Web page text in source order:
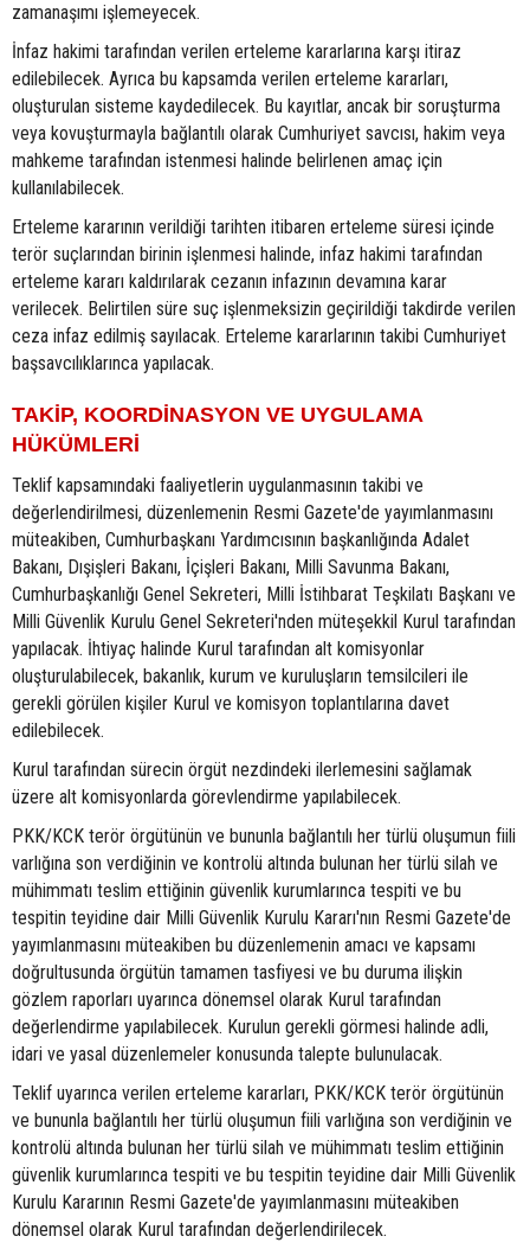
zamanaşımı işlemeyecek.
İnfaz hakimi tarafından verilen erteleme kararlarına karşı itiraz
edilebilecek. Ayrıca bu kapsamda verilen erteleme kararları,
oluşturulan sisteme kaydedilecek. Bu kayıtlar, ancak bir soruşturma
veya kovuşturmayla bağlantılı olarak Cumhuriyet savcısı, hakim veya
mahkeme tarafından istenmesi halinde belirlenen amaç için
kullanılabilecek.
Erteleme kararının verildiği tarihten itibaren erteleme süresi içinde
terör suçlarından birinin işlenmesi halinde, infaz hakimi tarafından
erteleme kararı kaldırılarak cezanın infazının devamına karar
verilecek. Belirtilen süre suç işlenmeksizin geçirildiği takdirde verilen
ceza infaz edilmiş sayılacak. Erteleme kararlarının takibi Cumhuriyet
başsavcılıklarınca yapılacak.
TAKİP, KOORDİNASYON VE UYGULAMA
HÜKÜMLERİ
Teklif kapsamındaki faaliyetlerin uygulanmasının takibi ve
değerlendirilmesi, düzenlemenin Resmi Gazete'de yayımlanmasını
müteakiben, Cumhurbaşkanı Yardımcısının başkanlığında Adalet
Bakanı, Dışişleri Bakanı, İçişleri Bakanı, Milli Savunma Bakanı,
Cumhurbaşkanlığı Genel Sekreteri, Milli İstihbarat Teşkilatı Başkanı ve
Milli Güvenlik Kurulu Genel Sekreteri'nden müteşekkil Kurul tarafından
yapılacak. İhtiyaç halinde Kurul tarafından alt komisyonlar
oluşturulabilecek, bakanlık, kurum ve kuruluşların temsilcileri ile
gerekli görülen kişiler Kurul ve komisyon toplantılarına davet
edilebilecek.
Kurul tarafından sürecin örgüt nezdindeki ilerlemesini sağlamak
üzere alt komisyonlarda görevlendirme yapılabilecek.
PKK/KCK terör örgütünün ve bununla bağlantılı her türlü oluşumun fiili
varlığına son verdiğinin ve kontrolü altında bulunan her türlü silah ve
mühimmatı teslim ettiğinin güvenlik kurumlarınca tespiti ve bu
tespitin teyidine dair Milli Güvenlik Kurulu Kararı'nın Resmi Gazete'de
yayımlanmasını müteakiben bu düzenlemenin amacı ve kapsamı
doğrultusunda örgütün tamamen tasfiyesi ve bu duruma ilişkin
gözlem raporları uyarınca dönemsel olarak Kurul tarafından
değerlendirme yapılabilecek. Kurulun gerekli görmesi halinde adli,
idari ve yasal düzenlemeler konusunda talepte bulunulacak.
Teklif uyarınca verilen erteleme kararları, PKK/KCK terör örgütünün
ve bununla bağlantılı her türlü oluşumun fiili varlığına son verdiğinin ve
kontrolü altında bulunan her türlü silah ve mühimmatı teslim ettiğinin
güvenlik kurumlarınca tespiti ve bu tespitin teyidine dair Milli Güvenlik
Kurulu Kararının Resmi Gazete'de yayımlanmasını müteakiben
dönemsel olarak Kurul tarafından değerlendirilecek.